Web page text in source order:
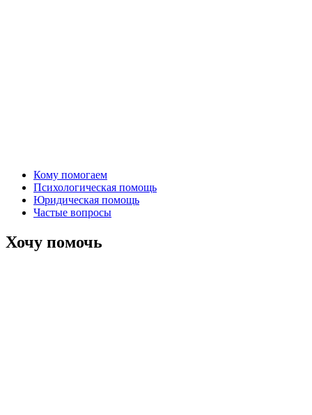
Кому помогаем
Психологическая помощь
Юридическая помощь
Частые вопросы
Хочу помочь